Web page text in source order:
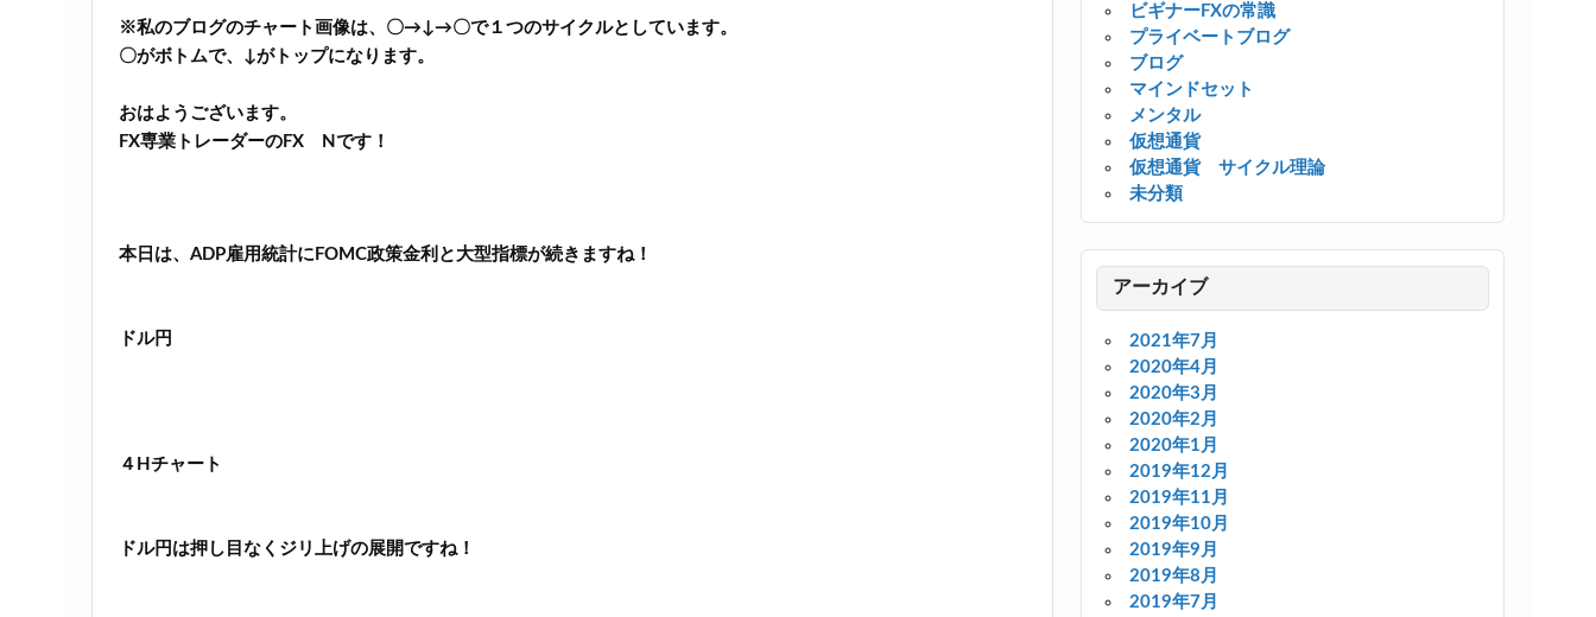
※私のブログのチャート画像は、〇→↓→〇で１つのサイクルとしています。
〇がボトムで、↓がトップになります。
おはようございます。
FX専業トレーダーのFX Nです！
本日は、ADP雇用統計にFOMC政策金利と大型指標が続きますね！
ドル円
４Hチャート
ドル円は押し目なくジリ上げの展開ですね！
ビギナーFXの常識
プライベートブログ
ブログ
マインドセット
メンタル
仮想通貨
仮想通貨 サイクル理論
未分類
アーカイブ
2021年7月
2020年4月
2020年3月
2020年2月
2020年1月
2019年12月
2019年11月
2019年10月
2019年9月
2019年8月
2019年7月